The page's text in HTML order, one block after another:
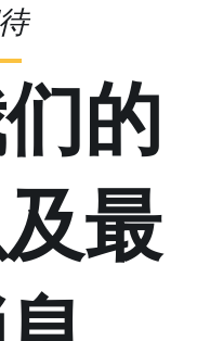
的
最